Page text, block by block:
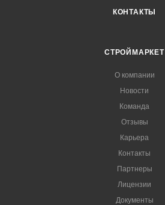
КОНТАКТЫ
СТРОЙМАРКЕТ
О компании
Новости
Команда
Отзывы
Карьера
Контакты
Партнеры
Лицензии
Документы